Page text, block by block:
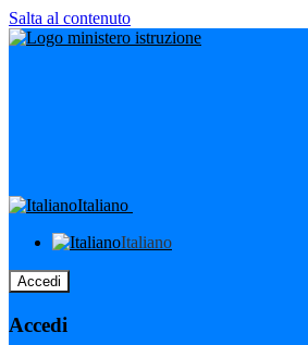
Salta al contenuto
Italiano
Italiano
Accedi
Accedi